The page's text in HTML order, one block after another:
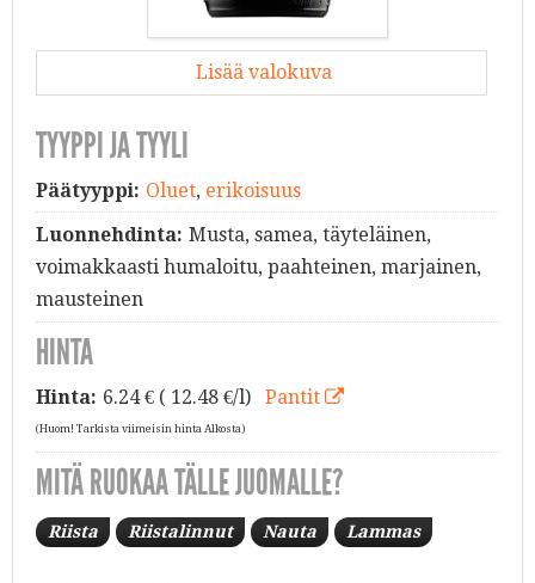
Lisää valokuva
TYYPPI JA TYYLI
Päätyyppi: Oluet, erikoisuus
Luonnehdinta: Musta, samea, täyteläinen,
voimakkaasti humaloitu, paahteinen, marjainen,
mausteinen
HINTA
Hinta: 6.24€ ( 12.48 €/l) Pantit
(Huom! Tarkista viimeisin hinta Alkosta)
MITÄ RUOKAA TÄLLE JUOMALLE?
Riista Riistalinnut Nauta Lammas